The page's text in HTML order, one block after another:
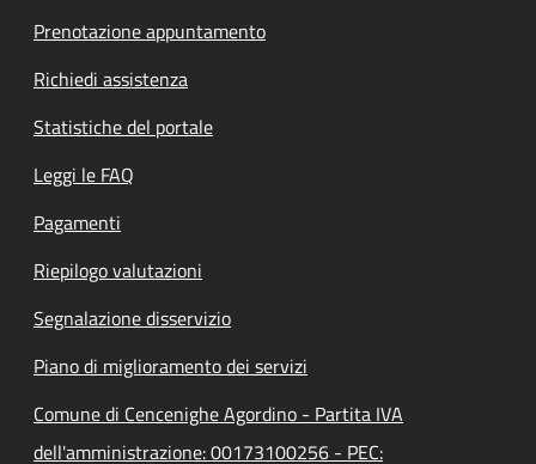
Prenotazione appuntamento
Richiedi assistenza
Statistiche del portale
Leggi le FAQ
Pagamenti
Riepilogo valutazioni
Segnalazione disservizio
Piano di miglioramento dei servizi
Comune di Cencenighe Agordino - Partita IVA
dell'amministrazione: 00173100256 - PEC: